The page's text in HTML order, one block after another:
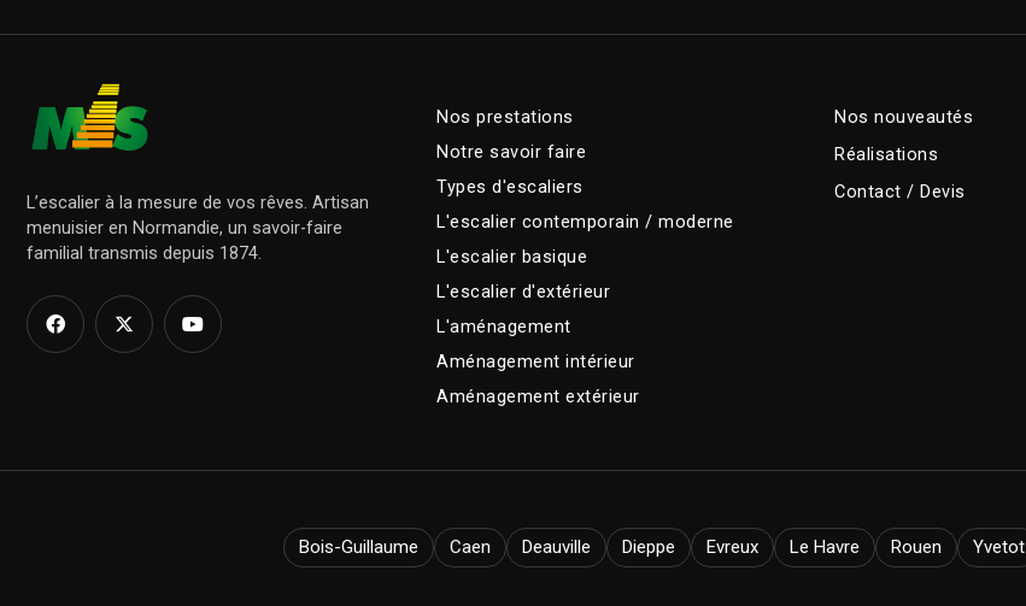
L’escalier à la mesure de vos rêves. Artisan
menuisier en Normandie, un savoir-faire
familial transmis depuis 1874.
Nos prestations
Notre savoir faire
Types d'escaliers
L'escalier contemporain / moderne
L'escalier basique
L'escalier d'extérieur
L'aménagement
Aménagement intérieur
Aménagement extérieur
Nos nouveautés
Réalisations
Contact / Devis
Bois-Guillaume Caen Deauville Dieppe Evreux Le Havre Rouen Yvetot